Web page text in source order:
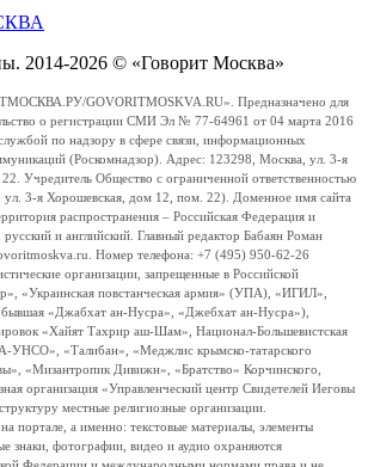
2014-2026 © «Говорит Москва»
GOVORITMOSKVA.RU». Предназначено для
о регистрации СМИ Эл № 77-64961 от 04 марта 2016
по надзору в сфере связи, информационных
(Роскомнадзор). Адрес: 123298, Москва, ул. 3-я
Учредитель Общество с ограниченной ответственностью
3-я Хорошевская, дом 12, пом. 22). Доменное имя сайта
распространения – Российская Федерация и
и английский. Главный редактор Бабаян Роман
Номер телефона: +7 (495) 950-62-26
организации, запрещенные в Российской
«Украинская повстанческая армия» (УПА), «ИГИЛ»,
«Джабхат ан-Нусра», «Джебхат ан-Нусра»),
«Хайят Тахрир аш-Шам», Национал-Большевистская
УНСО», «Талибан», «Меджлис крымско-татарского
«Мизантропик Дивижн», «Братство» Корчинского,
организация «Управленческий центр Свидетелей Иеговы
местные религиозные организации.
портале, а именно: текстовые материалы, элементы
знаки, фотографии, видео и аудио охраняются